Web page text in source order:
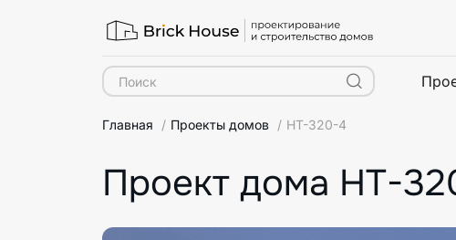
Главная Проекты домов HT-320-4
Проект дома HT-